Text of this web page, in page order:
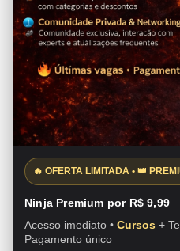
🔥 OFERTA LIMITADA • 👑
Ninja Premium por R$ 9,99
Acesso imediato • Cursos +
Pagamento único